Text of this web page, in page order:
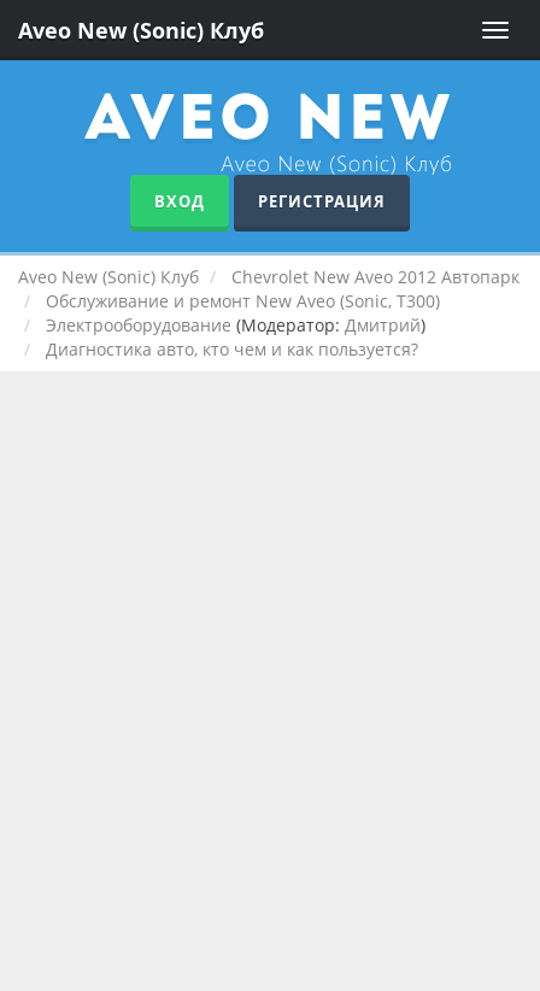
Toggle
Aveo New (Sonic) Клуб
ВХОД РЕГИСТРАЦИЯ
Aveo New (Sonic) Клуб
Chevrolet New Aveo 2012 Автопарк
Обслуживание и ремонт New Aveo (Sonic, T300)
Электрооборудование (Модератор: Дмитрий)
Диагностика авто, кто чем и как пользуется?